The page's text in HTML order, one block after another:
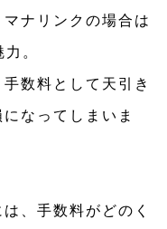
ナリンクの場合は
。
数料として天引き
なってしまいま
、手数料がどのく